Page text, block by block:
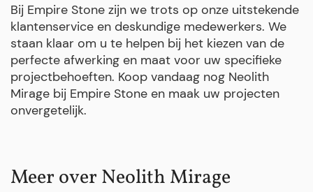
Bij Empire Stone zijn we trots op onze uitstekende
klantenservice en deskundige medewerkers. We
staan klaar om u te helpen bij het kiezen van de
perfecte afwerking en maat voor uw specifieke
projectbehoeften. Koop vandaag nog Neolith
Mirage bij Empire Stone en maak uw projecten
onvergetelijk.
Meer over Neolith Mirage